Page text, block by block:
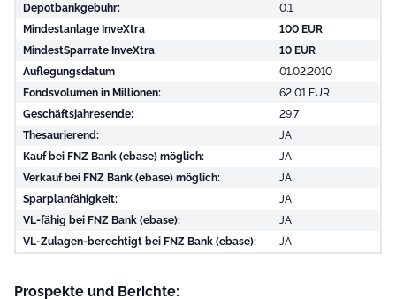
Depotbankgebühr:
0.1
Mindestanlage InveXtra
100 EUR
MindestSparrate InveXtra
10 EUR
Auflegungsdatum
01.02.2010
Fondsvolumen in Millionen:
62,01 EUR
Geschäftsjahresende:
29.7
Thesaurierend:
JA
Kauf bei FNZ Bank (ebase) möglich:
JA
Verkauf bei FNZ Bank (ebase) möglich:
JA
Sparplanfähigkeit:
JA
VL-fähig bei FNZ Bank (ebase):
JA
VL-Zulagen-berechtigt bei FNZ Bank (ebase):
JA
Prospekte und Berichte: